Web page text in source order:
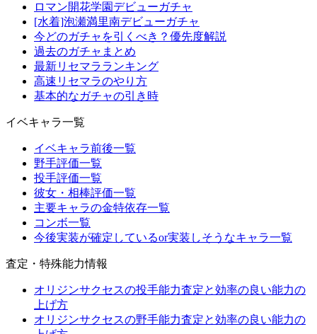
ロマン開花学園デビューガチャ
[水着]泡瀬満里南デビューガチャ
今どのガチャを引くべき？優先度解説
過去のガチャまとめ
最新リセマラランキング
高速リセマラのやり方
基本的なガチャの引き時
イベキャラ一覧
イベキャラ前後一覧
野手評価一覧
投手評価一覧
彼女・相棒評価一覧
主要キャラの金特依存一覧
コンボ一覧
今後実装が確定しているor実装しそうなキャラ一覧
査定・特殊能力情報
オリジンサクセスの投手能力査定と効率の良い能力の
上げ方
オリジンサクセスの野手能力査定と効率の良い能力の